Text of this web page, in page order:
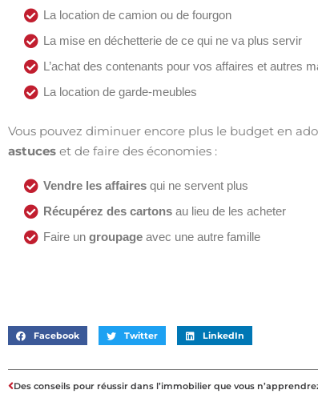
La location de camion ou de fourgon
La mise en déchetterie de ce qui ne va plus servir
L’achat des contenants pour vos affaires et autres
La location de garde-meubles
Vous pouvez diminuer encore plus le budget en
astuces et de faire des économies :
Vendre les affaires qui ne servent plus
Récupérez des cartons au lieu de les acheter
Faire un groupage avec une autre famille
Facebook Twitter LinkedIn